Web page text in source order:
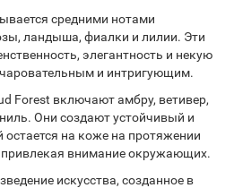
средними нотами
ландыша, фиалки и лилии. Эти
элегантность и некую
и интригующим.
Forest включают амбру, ветивер,
Они создают устойчивый и
остается на коже на протяжении
привлекая внимание окружающих.
искусства, созданное в